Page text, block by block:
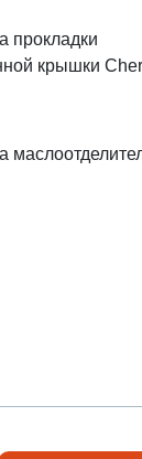
прокладки
крышки